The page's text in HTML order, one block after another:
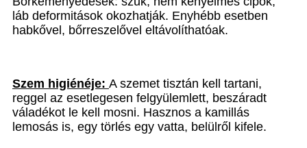
láb deformitások okozhatják. Enyhébb esetben
habkővel, bőrreszelővel eltávolíthatóak.
Szem higiénéje: A szemet tisztán kell tartani,
reggel az esetlegesen felgyülemlett, beszáradt
váladékot le kell mosni. Hasznos a kamillás
lemosás is, egy törlés egy vatta, belülről kifele.